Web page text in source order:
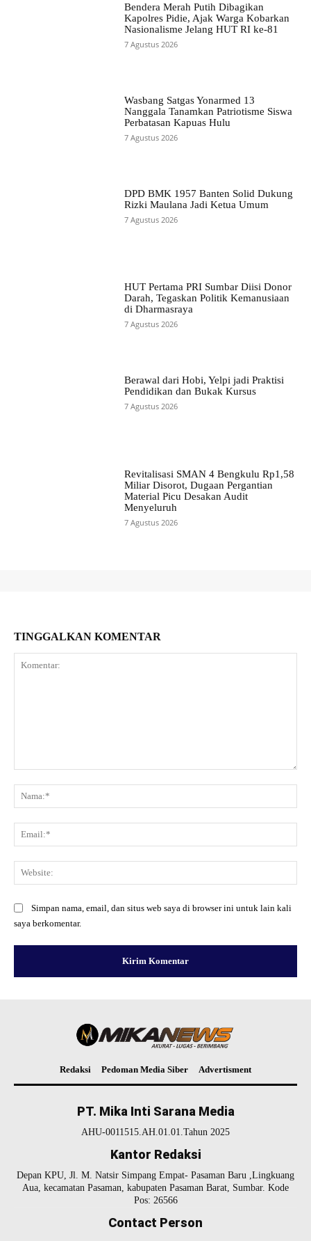
Bendera Merah Putih Dibagikan
Kapolres Pidie, Ajak Warga Kobarkan
Nasionalisme Jelang HUT RI ke-81
7 Agustus 2026
Wasbang Satgas Yonarmed 13
Nanggala Tanamkan Patriotisme Siswa
Perbatasan Kapuas Hulu
7 Agustus 2026
DPD BMK 1957 Banten Solid Dukung
Rizki Maulana Jadi Ketua Umum
7 Agustus 2026
HUT Pertama PRI Sumbar Diisi Donor
Darah, Tegaskan Politik Kemanusiaan
di Dharmasraya
7 Agustus 2026
Berawal dari Hobi, Yelpi jadi Praktisi
Pendidikan dan Bukak Kursus
7 Agustus 2026
Revitalisasi SMAN 4 Bengkulu Rp1,58
Miliar Disorot, Dugaan Pergantian
Material Picu Desakan Audit
Menyeluruh
7 Agustus 2026
TINGGALKAN KOMENTAR
Simpan nama, email, dan situs web saya di browser ini untuk lain kali
saya berkomentar.
Redaksi Pedoman Media Siber Advertisment
PT. Mika Inti Sarana Media
AHU-0011515.AH.01.01.Tahun 2025
Kantor Redaksi
Depan KPU, Jl. M. Natsir Simpang Empat- Pasaman Baru ,Lingkuang
Aua, kecamatan Pasaman, kabupaten Pasaman Barat, Sumbar. Kode
Pos: 26566
Contact Person